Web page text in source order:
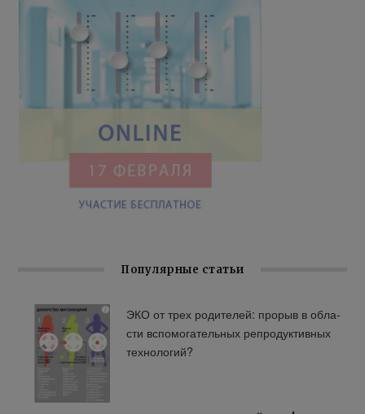
Популярные статьи
ЭКО от трех ро­ди­те­лей: про­рыв в об­ла­
сти вспо­мо­га­тель­ных ре­про­дук­тив­ных
тех­но­ло­гий?